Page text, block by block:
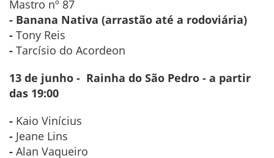
Mastro nº 87
- Banana Nativa (arrastão até a rodoviária)
- Tony Reis
- Tarcísio do Acordeon
13 de junho - Rainha do São Pedro - a partir
das 19:00
- Kaio Vinícius
- Jeane Lins
- Alan Vaqueiro